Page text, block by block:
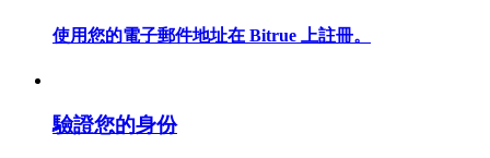
合約功能使用指南
使用您的電子郵件地址在 Bitrue 上註冊。
驗證您的身份